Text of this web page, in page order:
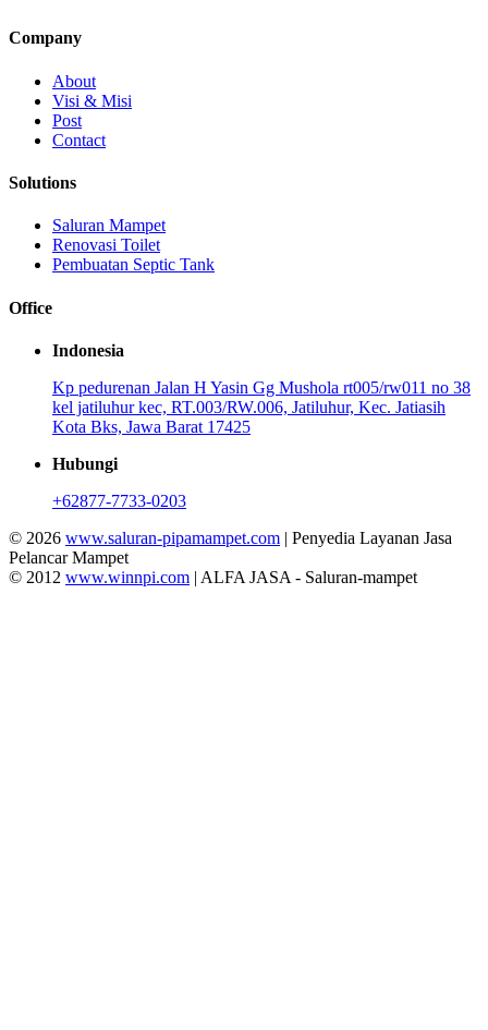
Company
About
Visi & Misi
Post
Contact
Solutions
Saluran Mampet
Renovasi Toilet
Pembuatan Septic Tank
Office
Indonesia
Kp pedurenan Jalan H Yasin Gg Mushola rt005/rw011 no 38
kel jatiluhur kec, RT.003/RW.006, Jatiluhur, Kec. Jatiasih
Kota Bks, Jawa Barat 17425
Hubungi
+62877-7733-0203
© 2026 www.saluran-pipamampet.com | Penyedia Layanan Jasa
Pelancar Mampet
© 2012 www.winnpi.com | ALFA JASA - Saluran-mampet